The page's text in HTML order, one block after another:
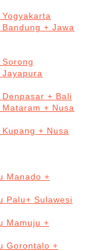
+ Jawa
+ Bali
+ Nusa
+ Nusa
Manado +
Palu+ Sulawesi
Mamuju +
Gorontalo +